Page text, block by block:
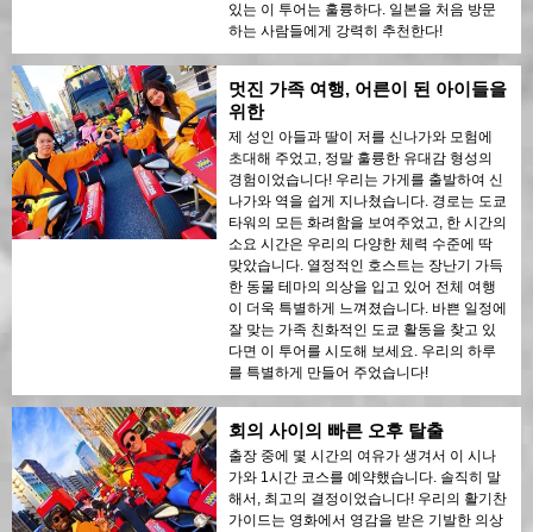
있는 이 투어는 훌륭하다. 일본을 처음 방문
하는 사람들에게 강력히 추천한다!
멋진 가족 여행, 어른이 된 아이들을
위한
제 성인 아들과 딸이 저를 신나가와 모험에
초대해 주었고, 정말 훌륭한 유대감 형성의
경험이었습니다! 우리는 가게를 출발하여 신
나가와 역을 쉽게 지나쳤습니다. 경로는 도쿄
타워의 모든 화려함을 보여주었고, 한 시간의
소요 시간은 우리의 다양한 체력 수준에 딱
맞았습니다. 열정적인 호스트는 장난기 가득
한 동물 테마의 의상을 입고 있어 전체 여행
이 더욱 특별하게 느껴졌습니다. 바쁜 일정에
잘 맞는 가족 친화적인 도쿄 활동을 찾고 있
다면 이 투어를 시도해 보세요. 우리의 하루
를 특별하게 만들어 주었습니다!
회의 사이의 빠른 오후 탈출
출장 중에 몇 시간의 여유가 생겨서 이 시나
가와 1시간 코스를 예약했습니다. 솔직히 말
해서, 최고의 결정이었습니다! 우리의 활기찬
가이드는 영화에서 영감을 받은 기발한 의상